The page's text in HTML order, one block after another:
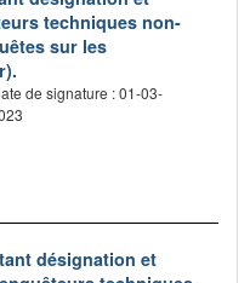
techniques non-
sur les
de signature : 01-03-
désignation et